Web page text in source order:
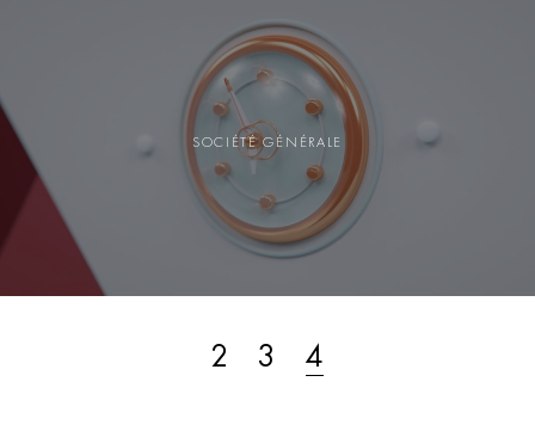
SOCIÉTÉ GÉNÉRALE
2 3 4